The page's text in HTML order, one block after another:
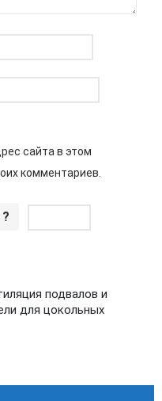
сайта в этом
комментариев.
подвалов и
для цокольных